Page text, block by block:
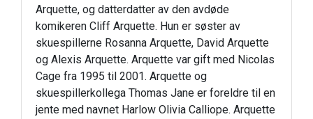
Arquette, og datterdatter av den avdøde
komikeren Cliff Arquette. Hun er søster av
skuespillerne Rosanna Arquette, David Arquette
og Alexis Arquette. Arquette var gift med Nicolas
Cage fra 1995 til 2001. Arquette og
skuespillerkollega Thomas Jane er foreldre til en
jente med navnet Harlow Olivia Calliope. Arquette